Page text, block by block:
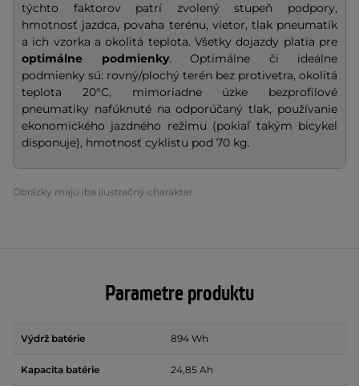
týchto faktorov patrí zvolený stupeň podpory,
hmotnosť jazdca, povaha terénu, vietor, tlak pneumatík
a ich vzorka a okolitá teplota. Všetky dojazdy platia pre
optimálne podmienky. Optimálne či ideálne
podmienky sú: rovný/plochý terén bez protivetra, okolitá
teplota 20°C, mimoriadne úzke bezprofilové
pneumatiky nafúknuté na odporúčaný tlak, používanie
ekonomického jazdného režimu (pokiaľ takým bicykel
disponuje), hmotnosť cyklistu pod 70 kg.
Obrázky majú iba ilustračný charakter.
Parametre produktu
Výdrž batérie 894 Wh
Kapacita batérie 24,85 Ah